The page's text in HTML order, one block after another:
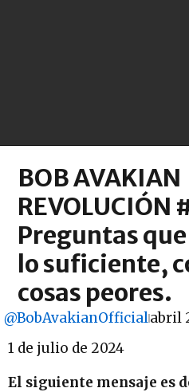
BOB AVAKIAN
REVOLUCIÓN
Preguntas
lo suficiente,
cosas peores.
@BobAvakianOfficialabril
1 de julio de 2024
El siguiente mensaje es